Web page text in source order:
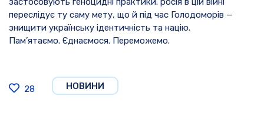
переслідує ту саму мету, що й під час Голодоморів —
знищити українську ідентичність та націю.
Пам’ятаємо. Єднаємося. Переможемо.
28 НОВИНИ